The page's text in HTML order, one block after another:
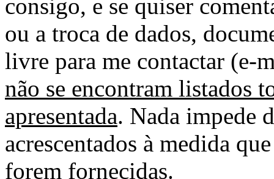
consigo, e se quiser
ou a troca de dados,
livre para me contactar (e-
não se encontram listados
apresentada. Nada impede
acrescentados à medida
forem fornecidas.